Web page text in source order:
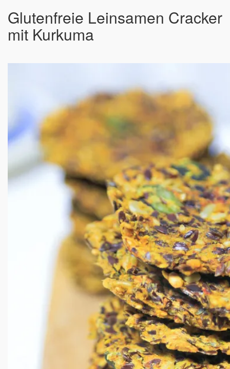
Glutenfreie Leinsamen Cracker
mit Kurkuma